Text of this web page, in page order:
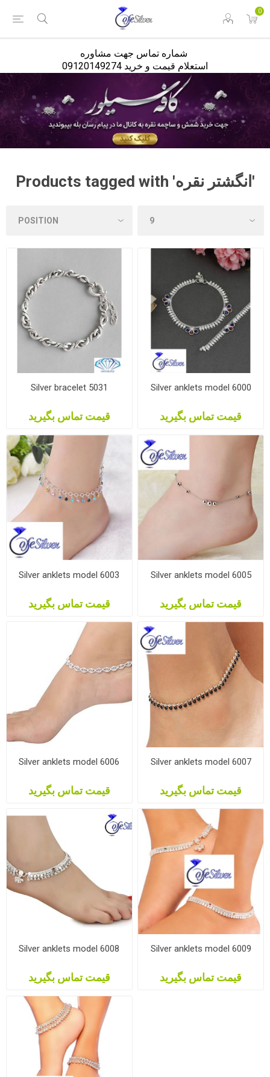
0
استعلام قیمت و خرید 09120149274
Products tagged with 'انگشتر نقره'
Silver bracelet 5031
قیمت تماس بگیرید
Silver anklets model 6000
قیمت تماس بگیرید
Silver anklets model 6003
قیمت تماس بگیرید
Silver anklets model 6005
قیمت تماس بگیرید
Silver anklets model 6006
قیمت تماس بگیرید
Silver anklets model 6007
قیمت تماس بگیرید
Silver anklets model 6008
قیمت تماس بگیرید
Silver anklets model 6009
قیمت تماس بگیرید